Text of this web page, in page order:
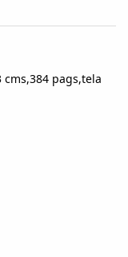
cms,384 pags,tela